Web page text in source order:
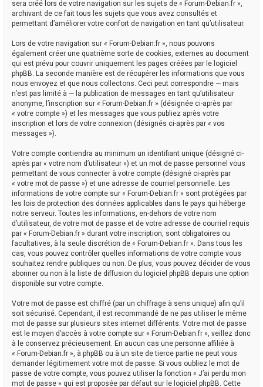
sera créé lors de votre navigation sur les sujets de « Forum-Debian.fr »,
archivant de ce fait tous les sujets que vous avez consultés et
permettant d’améliorer votre confort de navigation en tant qu’utilisateur.
Lors de votre navigation sur « Forum-Debian.fr », nous pouvons
également créer une quatrième sorte de cookies, externes au document
qui est prévu pour couvrir uniquement les pages créées par le logiciel
phpBB. La seconde manière est de récupérer les informations que vous
nous envoyez et que nous collectons. Ceci peut correspondre — mais
n’est pas limité à — la publication de messages en tant qu’utilisateur
anonyme, l’inscription sur « Forum-Debian.fr » (désignée ci-après par
« votre compte ») et les messages que vous publiez après votre
inscription et lors de votre connexion (désignés ci-après par « vos
messages »).
Votre compte contiendra au minimum un identifiant unique (désigné ci-
après par « votre nom d’utilisateur ») et un mot de passe personnel vous
permettant de vous connecter à votre compte (désigné ci-après par
« votre mot de passe ») et une adresse de courriel personnelle. Les
informations de votre compte sur « Forum-Debian.fr » sont protégées par
les lois de protection des données applicables dans le pays qui héberge
notre serveur. Toutes les informations, en-dehors de votre nom
d’utilisateur, de votre mot de passe et de votre adresse de courriel requis
par « Forum-Debian.fr » durant votre inscription, sont obligatoires ou
facultatives, à la seule discrétion de « Forum-Debian.fr ». Dans tous les
cas, vous pouvez contrôler quelles informations de votre compte vous
souhaitez rendre publiques ou non. De plus, vous pouvez décider de vous
abonner ou non à la liste de diffusion du logiciel phpBB depuis une option
disponible sur votre compte.
Votre mot de passe est chiffré (par un chiffrage à sens unique) afin qu’il
soit sécurisé. Cependant, il est recommandé de ne pas utiliser le même
mot de passe sur plusieurs sites internet différents. Votre mot de passe
est le moyen d’accès à votre compte sur « Forum-Debian.fr », veillez donc
à le conservez précieusement. En aucun cas une personne affiliée à
« Forum-Debian.fr », à phpBB ou à un site de tierce partie ne peut vous
demander légitimement votre mot de passe. Si vous oubliez le mot de
passe de votre compte, vous pouvez utiliser la fonction « J’ai perdu mon
mot de passe » qui est proposée par défaut sur le logiciel phpBB. Cette